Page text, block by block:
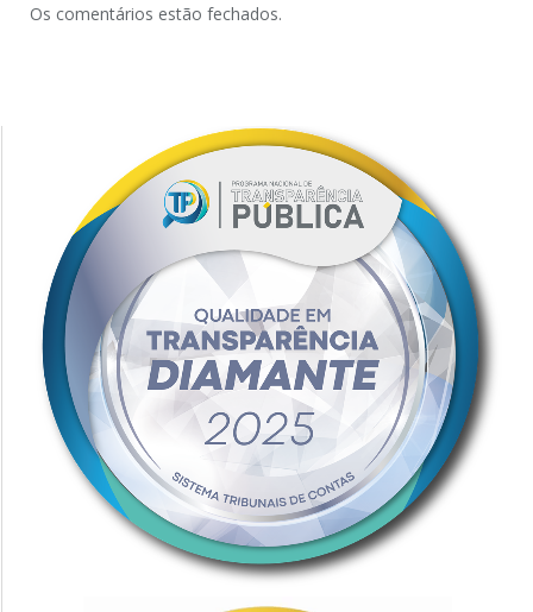
Os comentários estão fechados.